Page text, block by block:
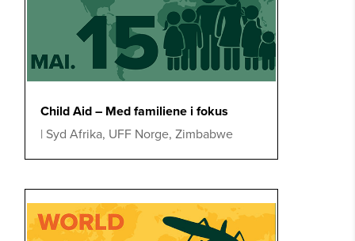
Child Aid – Med familiene i fokus
| Syd Afrika, UFF Norge, Zimbabwe